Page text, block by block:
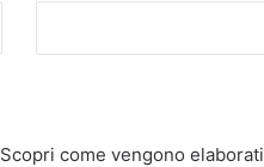
Scopri come vengono